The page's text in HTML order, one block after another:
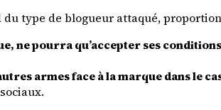
type de blogueur attaqué,
ne pourra qu’accepter ses conditions
armes face à la marque dans le